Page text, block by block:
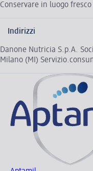
Conservare in luogo
Indirizzi
Danone Nutricia S.p.A.
Milano (MI)